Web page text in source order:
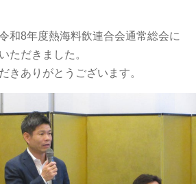
和8年度熱海料飲連合会通常総会に
ただきました。
きありがとうございます。